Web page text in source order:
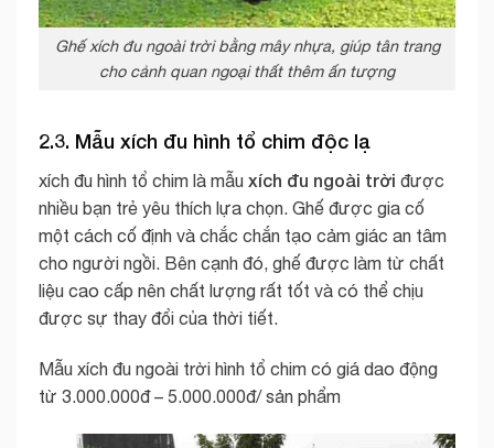
Ghế xích đu ngoài trời bằng mây nhựa, giúp tân trang
cho cảnh quan ngoại thất thêm ấn tượng
2.3. Mẫu xích đu hình tổ chim độc lạ
xích đu hình tổ chim là mẫu xích đu ngoài trời được
nhiều bạn trẻ yêu thích lựa chọn. Ghế được gia cố
một cách cố định và chắc chắn tạo cảm giác an tâm
cho người ngồi. Bên cạnh đó, ghế được làm từ chất
liệu cao cấp nên chất lượng rất tốt và có thể chịu
được sự thay đổi của thời tiết.
Mẫu xích đu ngoài trời hình tổ chim có giá dao động
từ 3.000.000đ – 5.000.000đ/ sản phẩm